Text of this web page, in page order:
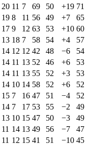
20 11 7 69 50 +19 71
19 8 11 56 49 +7
65
17 9 12 63 53 +10 60
13 18 7 58 54 +4
57
14 12 12 42 48 −6
54
14 11 13 52 46 +6
53
14 11 13 55 52 +3
53
14 10 14 58 52 +6
52
15 7 16 47 51 −4
52
14 7 17 53 55 −2
49
13 10 15 47 50 −3
49
11 14 13 49 56 −7
47
11 12 15 41 51 −10 45